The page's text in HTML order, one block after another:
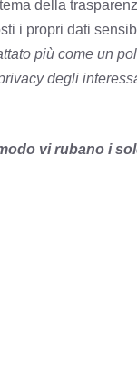
della
i propri dati
più come un
degli
vi rubano i